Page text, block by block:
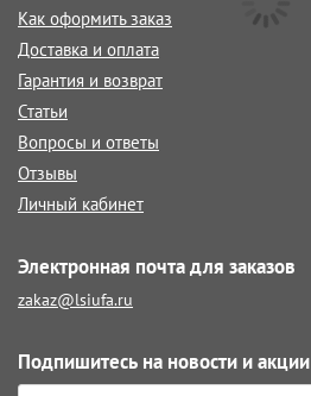
Как оформить заказ
Доставка и оплата
Гарантия и возврат
Статьи
Вопросы и ответы
Отзывы
Личный кабинет
Электронная почта для заказов
zakaz@lsiufa.ru
Подпишитесь на новости и акции